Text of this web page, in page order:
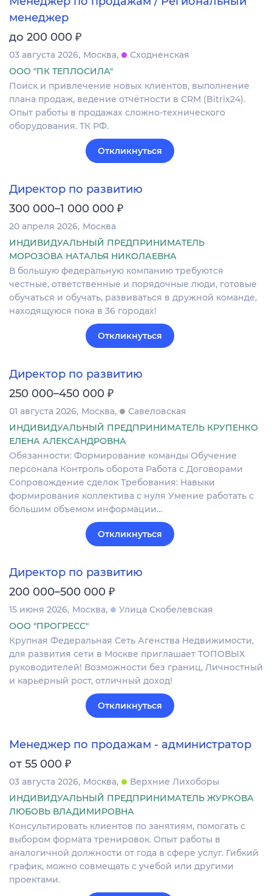
менеджер
до 200 000 ₽
03 августа 2026 Москва
Сходненская
ООО "ПК ТЕПЛОСИЛА"
Поиск и привлечение новых клиентов, выполнение
плана продаж, ведение отчётности в CRM (Bitrix24).
Опыт работы в продажах сложно-технического
оборудования. ТК РФ.
Откликнуться
Директор по развитию
300 000–1 000 000 ₽
20 апреля 2026 Москва
ИНДИВИДУАЛЬНЫЙ ПРЕДПРИНИМАТЕЛЬ
МОРОЗОВА НАТАЛЬЯ НИКОЛАЕВНА
В большую федеральную компанию требуются
честные, ответственные и порядочные люди, готовые
обучаться и обучать, развиваться в дружной команде,
находящуюся пока в 36 городах!
Откликнуться
Директор по развитию
250 000–450 000 ₽
01 августа 2026 Москва
Савеловская
ИНДИВИДУАЛЬНЫЙ ПРЕДПРИНИМАТЕЛЬ КРУПЕНКО
ЕЛЕНА АЛЕКСАНДРОВНА
Обязанности: Формирование команды Обучение
персонала Контроль оборота Работа с Договорами
Сопровождение сделок Требования: Навыки
формирования коллектива с нуля Умение работать с
большим объемом информации…
Откликнуться
Директор по развитию
200 000–500 000 ₽
15 июня 2026 Москва
Улица Скобелевская
ООО "ПРОГРЕСС"
Крупная Федеральная Сеть Агенства Недвижимости,
для развития сети в Москве приглашает ТОПОВЫХ
руководителей! Возможности без границ, Личностный
и карьерный рост, отличный доход!
Откликнуться
Менеджер по продажам - администратор
от 55 000 ₽
03 августа 2026 Москва
Верхние Лихоборы
ИНДИВИДУАЛЬНЫЙ ПРЕДПРИНИМАТЕЛЬ ЖУРКОВА
ЛЮБОВЬ ВЛАДИМИРОВНА
Консультировать клиентов по занятиям, помогать с
выбором формата тренировок. Опыт работы в
аналогичной должности от года в сфере услуг. Гибкий
график, можно совмещать с учебой или другими
проектами.